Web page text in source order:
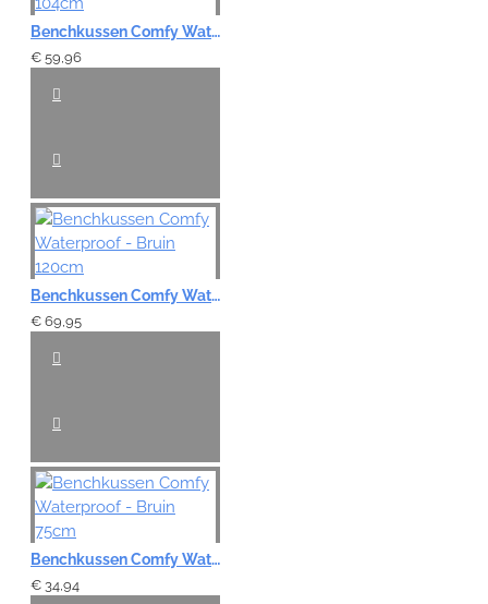
Benchkussen Comfy Waterproof - Bruin 104cm
€ 59,96
Benchkussen Comfy Waterproof - Bruin 120cm
€ 69,95
Benchkussen Comfy Waterproof - Bruin 75cm
€ 34,94